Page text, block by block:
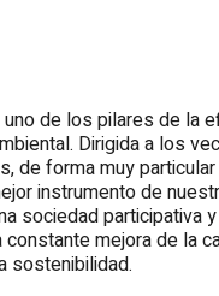
de los pilares de la
Dirigida a los
de forma muy
instrumento de
sociedad participativa
constante mejora de la
sostenibilidad.